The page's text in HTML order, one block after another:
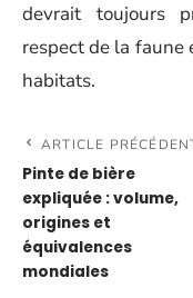
devrait toujours
respect de la faune
habitats.
ARTICLE
Pinte de bière
expliquée : volume,
origines et
équivalences
mondiales